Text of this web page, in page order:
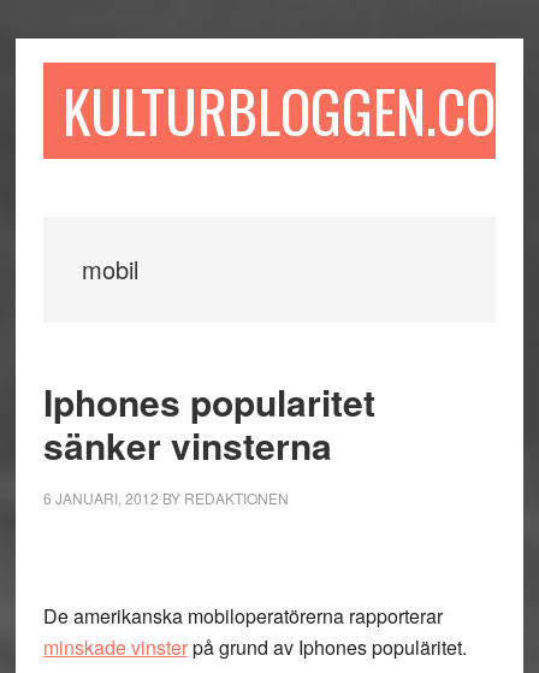
till
till
sidofältet
till
KULTURBLOGGEN.COM
mobil
Iphones popularitet
sänker vinsterna
6 JANUARI, 2012 BY REDAKTIONEN
De amerikanska mobiloperatörerna rapporterar
minskade vinsterpå grund av Iphones populäritet.